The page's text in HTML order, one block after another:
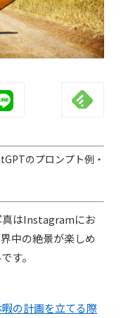
のプロンプト例・
真はInstagramにお
中の絶景が楽しめ
す。
の計画を立てる際